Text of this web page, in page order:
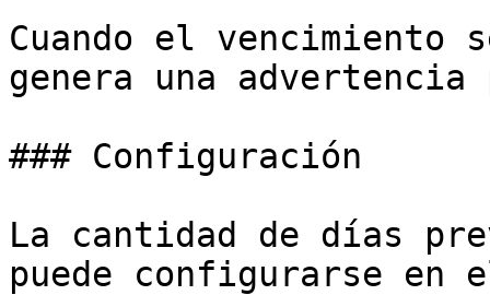
Cuando el vencimiento
genera una
### Configuración
La cantidad de días
puede configurarse en